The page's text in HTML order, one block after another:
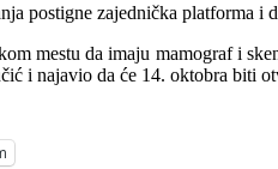
postigne zajednička platforma i
mestu da imaju mamograf i
i najavio da će 14. oktobra biti